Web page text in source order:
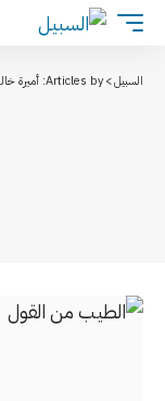
السبيل>Articles by: أميرة خالد مسمار